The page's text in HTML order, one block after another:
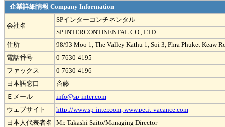
企業詳細情報 Company Information
会社名
SPインターコンチネンタル
SP INTERCONTINENTAL CO., LTD.
住所
98/93 Moo 1, The Valley Kathu 1, Soi 3, Phra Phuket Keaw
電話番号
0-7630-4195
ファックス
0-7630-4196
日本語窓口
斉藤
Ｅメール
info@sp-inter.com
ウェブサイト
http://www.sp-inter.com, www.petit-vacance.com
日本人代表者名
Mr. Takashi Saito/Managing Director